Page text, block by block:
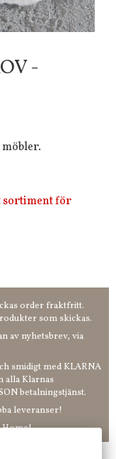
-
sortiment för
order fraktfritt.
som skickas.
av nyhetsbrev, via
smidigt med KLARNA
alla Klarnas
betalningstjänst.
leveranser!
Home!